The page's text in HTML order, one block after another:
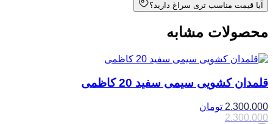
آیا قیمت مناسب تری سراغ دارید؟
محصولات مشابه
قلمدان کشویی سیمی سفید 20 کاظمی
2.300.000 تومان
2.300.000